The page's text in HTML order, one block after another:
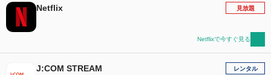
Netflix 見放題
Netflixで今すぐ見る
J:COM STREAM レンタル